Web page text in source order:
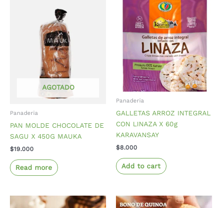
AGOTADO
Panaderia
PAN MOLDE CHOCOLATE DE
SAGU X 450G MAUKA
$19.000
Read more
Panaderia
GALLETAS ARROZ INTEGRAL
CON LINAZA X 60g
KARAVANSAY
$8.000
Add to cart